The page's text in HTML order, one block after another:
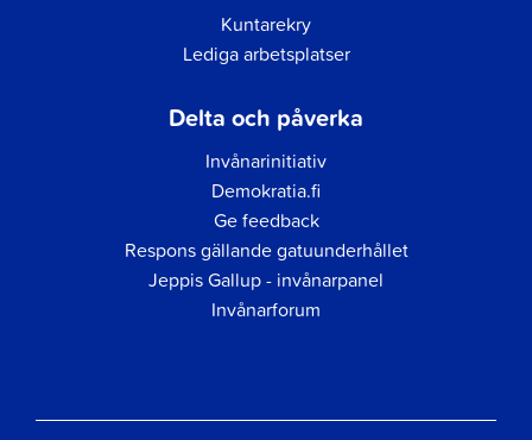
Kuntarekry
Lediga arbetsplatser
Delta och påverka
Invånarinitiativ
Demokratia.fi
Ge feedback
Respons gällande gatuunderhållet
Jeppis Gallup - invånarpanel
Invånarforum